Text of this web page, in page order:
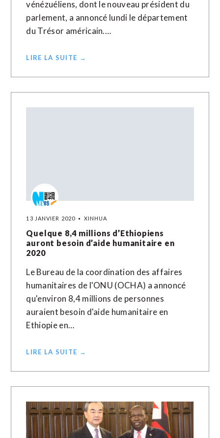
vénézuéliens, dont le nouveau président du
parlement, a annoncé lundi le département
du Trésor américain.…
LIRE LA SUITE →
13 JANVIER 2020 XINHUA
Quelque 8,4 millions d’Ethiopiens
auront besoin d’aide humanitaire en
2020
Le Bureau de la coordination des affaires
humanitaires de l'ONU (OCHA) a annoncé
qu'environ 8,4 millions de personnes
auraient besoin d'aide humanitaire en
Ethiopie en…
LIRE LA SUITE →